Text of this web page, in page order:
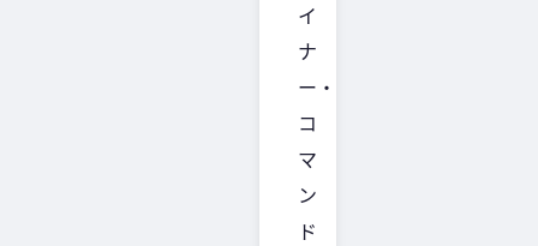
イ
ナ
ー・
コ
マ
ン
ド